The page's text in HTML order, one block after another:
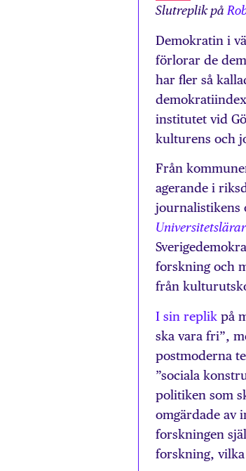
Slutreplik på
Demokratin i
förlorar de
har fler så
institutet vid
kulturens och
Från
agerande i
journalistikens
forskning och
från
I sin replik på
ska vara fri”,
postmoderna
”sociala
politiken som
omgärdade av
forskningen
forskning,